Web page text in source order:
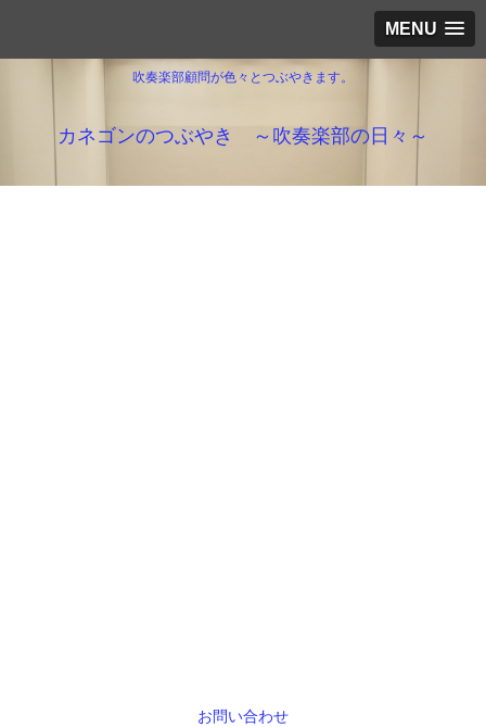
MENU
吹奏楽部顧問が色々とつぶやきます。
カネゴンのつぶやき ～吹奏楽部の日々～
お問い合わせ